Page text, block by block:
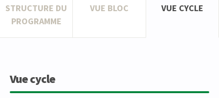
STRUCTURE DU
PROGRAMME
VUE BLOC VUE CYCLE
Vue cycle